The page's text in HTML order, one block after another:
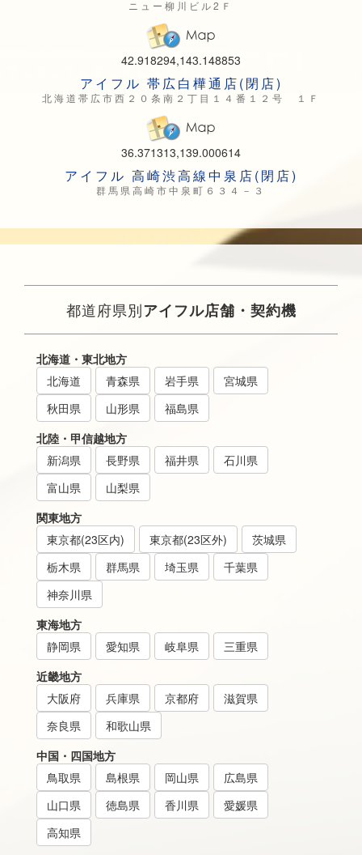
ニュー柳川ビル2Ｆ
42.918294,143.148853
アイフル 帯広白樺通店(閉店)
北海道帯広市西２０条南２丁目１４番１２号 １Ｆ
36.371313,139.000614
アイフル 高崎渋高線中泉店(閉店)
群馬県高崎市中泉町６３４－３
都道府県別アイフル店舗・契約機
北海道・東北地方
北海道
青森県 岩手県
宮城県
秋田県
山形県
福島県
北陸・甲信越地方
新潟県
長野県 福井県
石川県
富山県
山梨県
関東地方
東京都(23区内)
東京都(23区外)
茨城県
栃木県
群馬県 埼玉県
千葉県
神奈川県
東海地方
静岡県
愛知県 岐阜県
三重県
近畿地方
大阪府
兵庫県 京都府
滋賀県
奈良県
和歌山県
中国・四国地方
鳥取県
島根県 岡山県
広島県
山口県
徳島県 香川県
愛媛県
高知県